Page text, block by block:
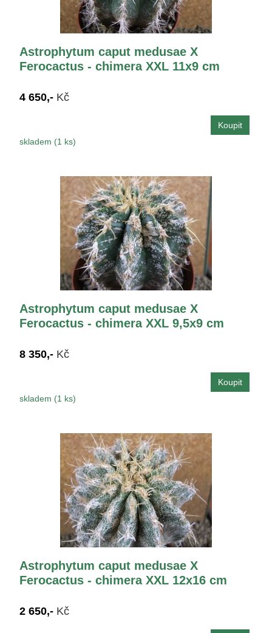
Astrophytum caput medusae X
Ferocactus - chimera XXL 11x9 cm
4 650,- Kč
skladem (1 ks)
Astrophytum caput medusae X
Ferocactus - chimera XXL 9,5x9 cm
8 350,- Kč
skladem (1 ks)
Astrophytum caput medusae X
Ferocactus - chimera XXL 12x16 cm
2 650,- Kč